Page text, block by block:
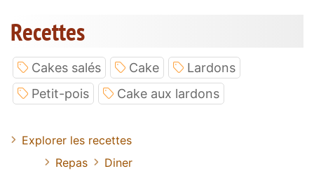
Recettes
Cakes salés Cake
Lardons
Petit-pois
Cake aux lardons
Explorer les recettes
Repas
Diner